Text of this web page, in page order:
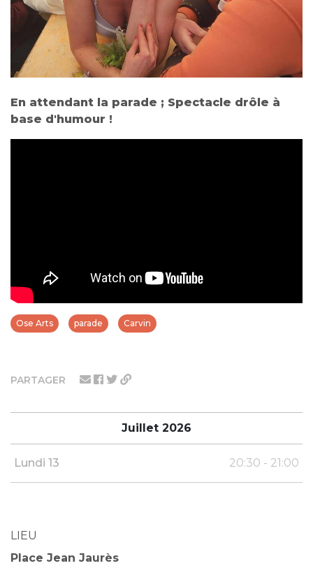
PARTAGER
Juillet 2026
Lundi 13 20:30 - 21:00
LIEU
Place Jean Jaurès
En attendant la parade ; Spectacle drôle à
base d'humour !
Ose Arts parade Carvin